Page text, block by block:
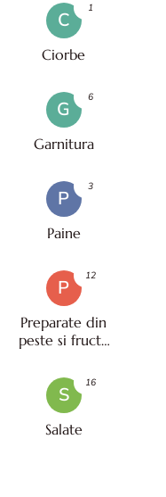
C
Ciorbe
1
G
Garnitura
6
P
Paine
3
P
Preparate din
peste si fructe
12
S
Salate
16